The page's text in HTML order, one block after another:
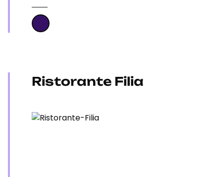
Ristorante Filia